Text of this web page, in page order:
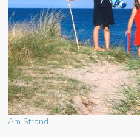
Am Strand